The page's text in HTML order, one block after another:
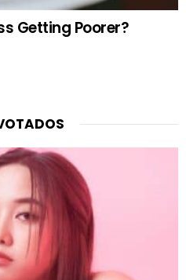
Getting Poorer?